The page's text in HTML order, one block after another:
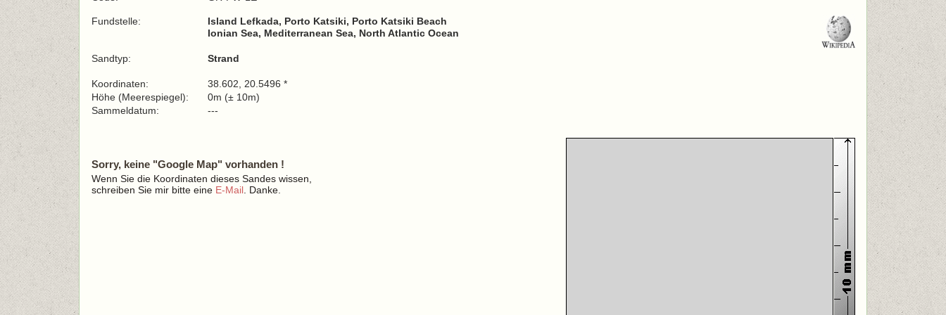
Fundstelle:
Island Lefkada, Porto Katsiki, Porto Katsiki Beach
Ionian Sea, Mediterranean Sea, North Atlantic Ocean
Sandtyp: Strand
Koordinaten:
38.602, 20.5496 *
Höhe (Meerespiegel):
0m (± 10m)
Sammeldatum:
---
Sorry, keine "Google Map" vorhanden !
Wenn Sie die Koordinaten dieses Sandes wissen,
schreiben Sie mir bitte eine E-Mail . Danke.